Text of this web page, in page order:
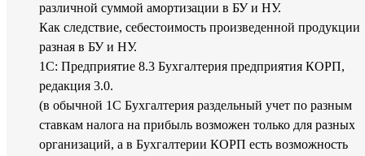
различной суммой амортизации в БУ и НУ.
Как следствие, себестоимость произведенной продукции
разная в БУ и НУ.
1С: Предприятие 8.3 Бухгалтерия предприятия КОРП,
редакция 3.0.
(в обычной 1С Бухгалтерия раздельный учет по разным
ставкам налога на прибыль возможен только для разных
организаций, а в Бухгалтерии КОРП есть возможность